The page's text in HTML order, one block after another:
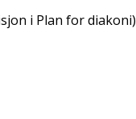
i Plan for diakoni)